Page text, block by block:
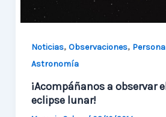
Noticias, Observaciones,
Astronomía
¡Acompáñanos a observar
eclipse lunar!